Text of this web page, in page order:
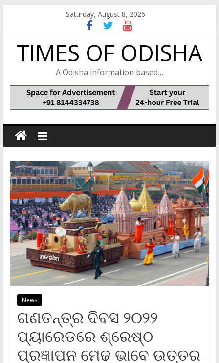
Saturday, August 8, 2026
TIMES OF ODISHA
A Odisha information based…
News
ଗଣତନ୍ତ୍ର ଦିବସ ୨୦୨୨
ପ୍ୟାରେଡରେ ଶ୍ରେଷ୍ଠ
ପ୍ରଜ୍ଞାପନ ମେଢ ଭାବେ ଉତ୍ତର